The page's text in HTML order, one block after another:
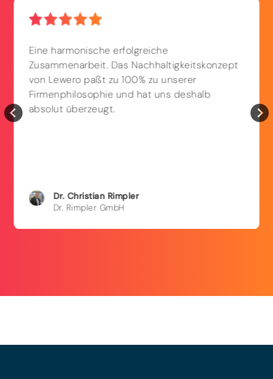
Eine harmonische erfolgreiche
Zusammenarbeit. Das Nachhaltigkeitskonzept
von Lewero paßt zu 100% zu unserer
Firmenphilosophie und hat uns deshalb
absolut überzeugt.
Dr. Christian Rimpler
Dr. Rimpler GmbH